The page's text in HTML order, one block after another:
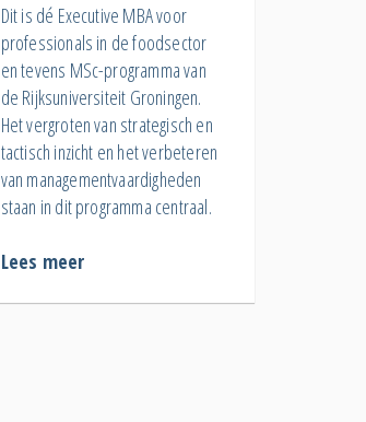
Dit is dé Executive MBA voor
professionals in de foodsector
en tevens MSc-programma van
de Rijksuniversiteit Groningen.
Het vergroten van strategisch en
tactisch inzicht en het verbeteren
van managementvaardigheden
staan in dit programma centraal.
Lees meer